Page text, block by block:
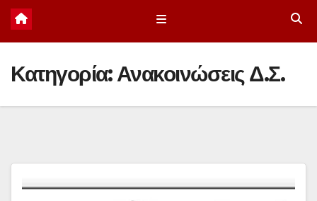
Κατηγορία:Ανακοινώσεις Δ.Σ.